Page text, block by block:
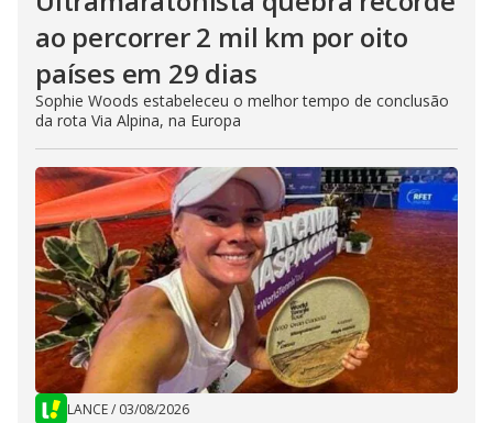
ao percorrer 2 mil km por oito
países em 29 dias
Sophie Woods estabeleceu o melhor tempo de conclusão
da rota Via Alpina, na Europa
LANCE/ 03/08/2026